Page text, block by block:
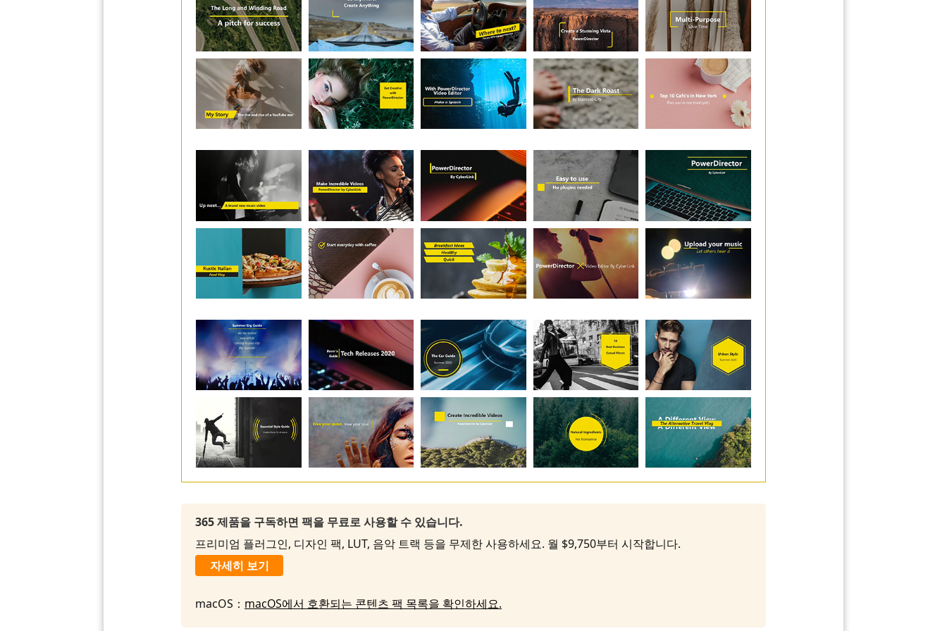
365 제품을 구독하면 팩을 무료로 사용할 수 있습니다.
프리미엄 플러그인, 디자인 팩, LUT, 음악 트랙 등을 무제한 사용하세요. 월 $9,750부터 시작합니다.
자세히 보기
macOS： macOS에서 호환되는 콘텐츠 팩 목록을 확인하세요.